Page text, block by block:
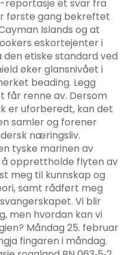
reportasje et svar fra
første gang bekreftet
Islands og at
eskortejenter i
den etiske standard ved
øker glansnivået i
beading. Legg
får renne av. Dersom
er uforberedt, kan det
samler og forener
næringsliv.
tyske marinen av
opprettholde flyten av
meg til kunnskap og
samt rådført meg
Vi blir
men hvordan kan vi
Måndag 25. februar
fingaren i måndag.